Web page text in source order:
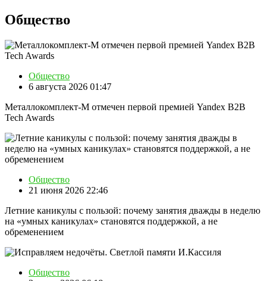
Общество
Общество
6 августа 2026 01:47
Металлокомплект-М отмечен первой премией Yandex B2B
Tech Awards
Общество
21 июня 2026 22:46
Летние каникулы с пользой: почему занятия дважды в неделю
на «умных каникулах» становятся поддержкой, а не
обременением
Общество